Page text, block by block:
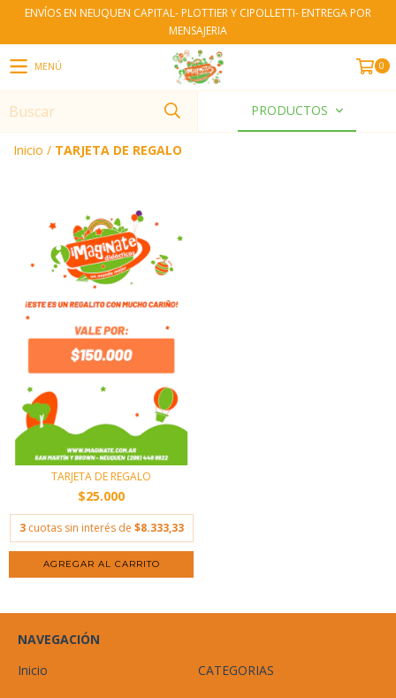
ENVÍOS EN NEUQUEN CAPITAL- PLOTTIER Y CIPOLLETTI- ENTREGA POR
MENSAJERIA
MENÚ 0
PRODUCTOS
Inicio / TARJETA DE REGALO
TARJETA DE REGALO
$25.000
3 cuotas sin interés de $8.333,33
AGREGAR AL CARRITO
NAVEGACIÓN
Inicio
CATEGORIAS